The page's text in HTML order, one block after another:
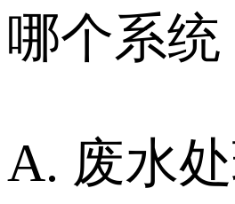
哪个系统
A. 废水